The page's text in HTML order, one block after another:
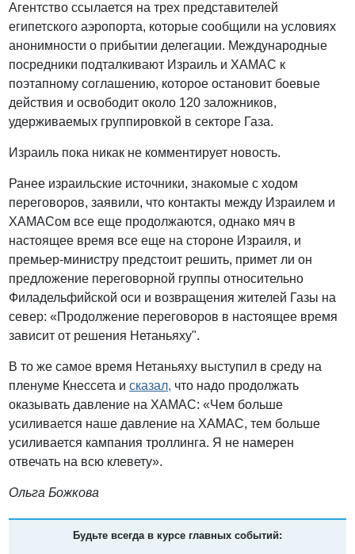
Агентство ссылается на трех представителей
египетского аэропорта, которые сообщили на условиях
анонимности о прибытии делегации. Международные
посредники подталкивают Израиль и ХАМАС к
поэтапному соглашению, которое остановит боевые
действия и освободит около 120 заложников,
удерживаемых группировкой в секторе Газа.
Израиль пока никак не комментирует новость.
Ранее израильские источники, знакомые с ходом
переговоров, заявили, что контакты между Израилем и
ХАМАСом все еще продолжаются, однако мяч в
настоящее время все еще на стороне Израиля, и
премьер-министру предстоит решить, примет ли он
предложение переговорной группы относительно
Филадельфийской оси и возвращения жителей Газы на
север: «Продолжение переговоров в настоящее время
зависит от решения Нетаньяху".
В то же самое время Нетаньяху выступил в среду на
пленуме Кнессета исказал, что надо продолжать
оказывать давление на ХАМАС: «Чем больше
усиливается наше давление на ХАМАС, тем больше
усиливается кампания троллинга. Я не намерен
отвечать на всю клевету».
Ольга Божкова
Будьте всегда в курсе главных событий: